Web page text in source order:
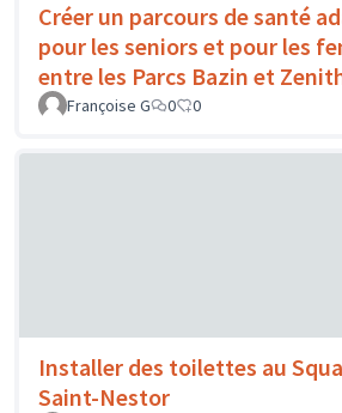
Créer un parcours de santé
pour les seniors et pour les
entre les Parcs Bazin et
Françoise G 0 0
Installer des toilettes au
Saint-Nestor